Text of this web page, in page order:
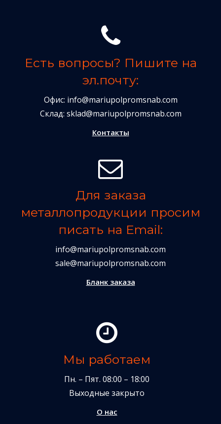
Есть вопросы? Пишите на
эл.почту:
Офис: info@mariupolpromsnab.com
Склад: sklad@mariupolpromsnab.com
Контакты
Для заказа
металлопродукции просим
писать на Email:
info@mariupolpromsnab.com
sale@mariupolpromsnab.com
Бланк заказа
Мы работаем
Пн. – Пят. 08:00 – 18:00
Выходные закрыто
О нас